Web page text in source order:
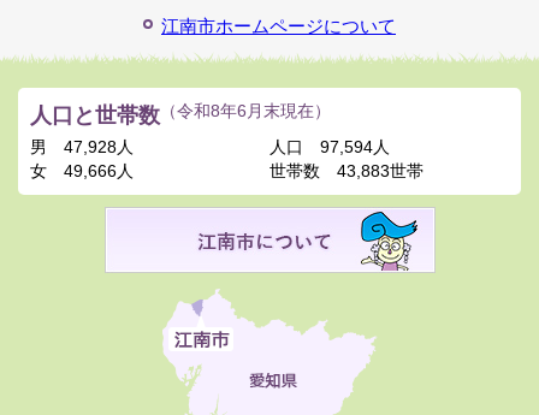
江南市ホームページについて
人口と世帯数 （令和8年6月末現在）
男
47,928人
女
49,666人
人口
97,594人
世帯数
43,883世帯